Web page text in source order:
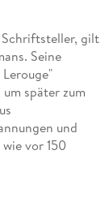
Schriftsteller, gilt
Seine
später zum
und
vor 150